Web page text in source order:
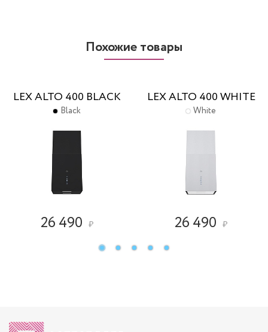
Похожие товары
LEX ALTO 400 BLACK
Black
26 490 ₽
LEX ALTO 400 WHITE
White
26 490 ₽